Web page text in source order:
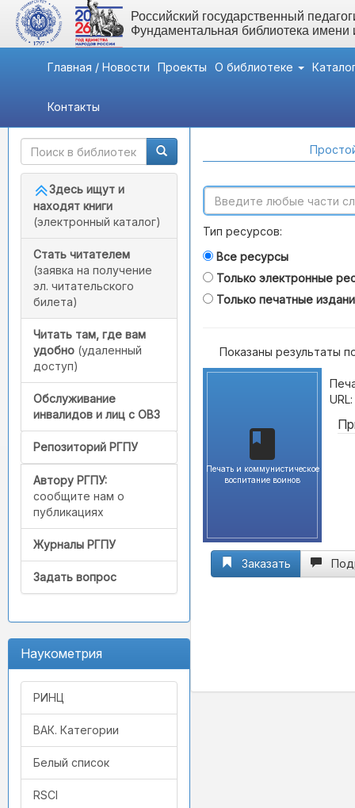
Российский государственный
Фундаментальная библиотека
Главная / Новости Проекты О библиотеке
Контакты
Быстрый доступ
Здесь ищут и
находят книги
(электронный каталог)
Стать читателем
(заявка на получение
эл. читательского
билета)
Читать там, где вам
удобно (удаленный
доступ)
Обслуживание
инвалидов и лиц с ОВЗ
Репозиторий РГПУ
Автору РГПУ:
сообщите нам о
публикациях
Журналы РГПУ
Задать вопрос
Наукометрия
РИНЦ
ВАК. Категории
Белый список
RSCI
Тип ресурсов:
Все ресурсы
Только электронные
Только печатные
Показаны результаты
Печать и коммунистическое
воспитание воинов
URL:
Заказать